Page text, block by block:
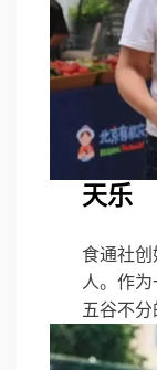
天乐
食通社
人。作为
五谷不分